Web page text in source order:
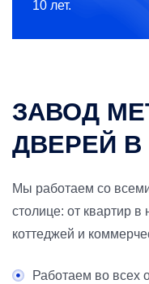
10 лет.
ЗАВОД
ДВЕРЕЙ
Мы работаем со
столице: от квартир в
коттеджей и
Работаем во всех